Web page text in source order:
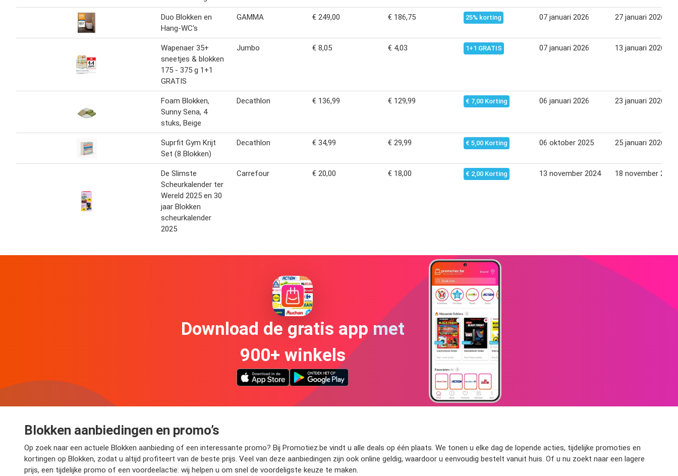
Duo Blokken en
Hang-WC's
GAMMA € 249,00 € 186,75 25% korting 07 januari 2026 27 januari 2026
Wapenaer 35+
sneetjes & blokken
175 - 375 g 1+1
GRATIS
Jumbo € 8,05 € 4,03 1+1 GRATIS 07 januari 2026 13 januari 2026
Foam Blokken,
Sunny Sena, 4
stuks, Beige
Decathlon € 136,99 € 129,99 € 7,00 Korting 06 januari 2026 23 januari 2026
Suprfit Gym Krijt
Set (8 Blokken)
Decathlon € 34,99 € 29,99 € 5,00 Korting 06 oktober 2025 25 januari 2026
De Slimste
Scheurkalender ter
Wereld 2025 en 30
jaar Blokken
scheurkalender
2025
Carrefour € 20,00 € 18,00 € 2,00 Korting 13 november 2024 18 november 2024
Download de gratis app met
900+ winkels
Blokken aanbiedingen en promo’s
Op zoek naar een actuele Blokken aanbieding of een interessante promo? Bij Promotiez.be vindt u alle deals op één plaats. We tonen u elke dag de lopende acties, tijdelijke promoties en
kortingen op Blokken, zodat u altijd profiteert van de beste prijs. Veel van deze aanbiedingen zijn ook online geldig, waardoor u eenvoudig bestelt vanuit huis. Of u nu zoekt naar een lagere
prijs, een tijdelijke promo of een voordeelactie: wij helpen u om snel de voordeligste keuze te maken.